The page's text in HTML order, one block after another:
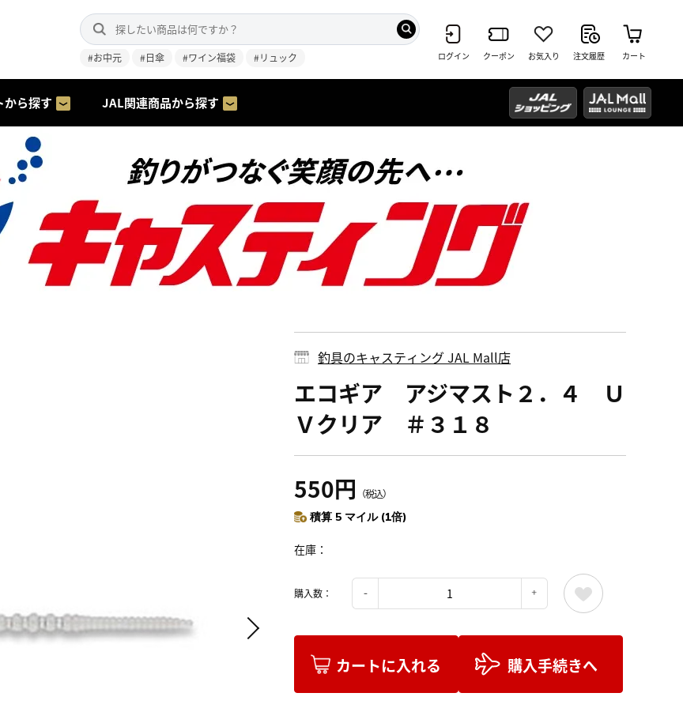
#お中元 #日傘 #ワイン福袋 #リュック ログイン クーポン お気入り 注文履歴 カート
から探す JAL関連商品から探す
釣具のキャスティング JAL Mall店
エコギア アジマスト２．４ Ｕ
Ｖクリア ＃３１８
550円 （税込）
積算 5 マイル (1倍)
在庫
購入数：
カートに入れる 購入手続きへ